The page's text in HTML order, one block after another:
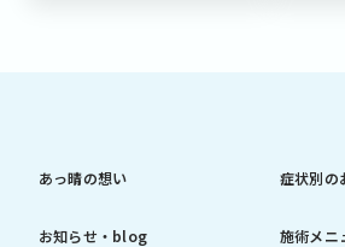
あっ晴の想い
お知らせ・blog
症状別の
施術メニ